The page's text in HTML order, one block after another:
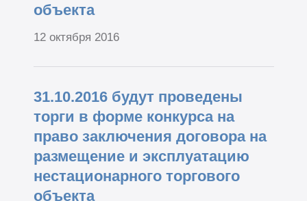
объекта
12 октября 2016
31.10.2016 будут проведены
торги в форме конкурса на
право заключения договора на
размещение и эксплуатацию
нестационарного торгового
объекта